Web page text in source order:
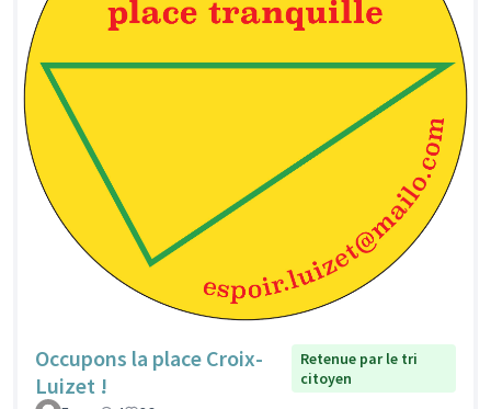
Occupons la place Croix-
Luizet !
Retenue par le tri
citoyen